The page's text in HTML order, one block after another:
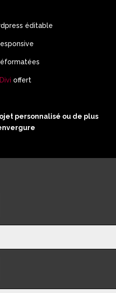
éditable
offert
personnalisé ou de plus